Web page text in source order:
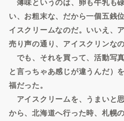
い、お粗末な、だから一個五銭
イスクリームなのだ。いいえ、
売り声の通り、アイスクリンなの
でも、それを買って、活動写
と言っちゃあ感じが違うんだ）
福だった。
アイスクリームを、うまいと
から、北海道へ行った時、札幌